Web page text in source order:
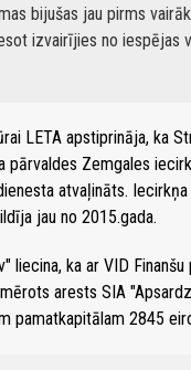
bijušas jau pirms
izvairījies no iespējas
LETA apstiprināja, ka
pārvaldes Zemgales
atvaļināts.
jau no 2015.gada.
liecina, ka ar VID
arests SIA
pamatkapitālam 2845